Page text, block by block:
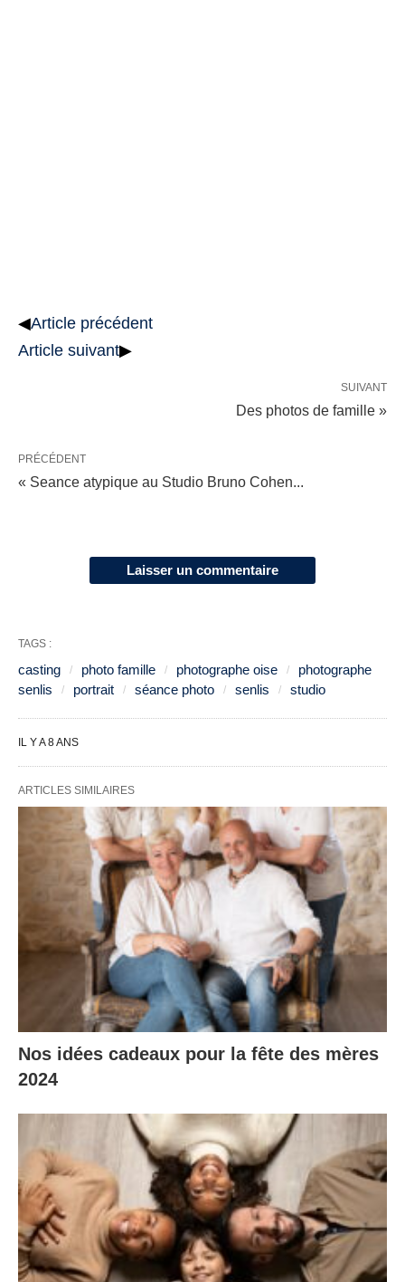
◀Article précédent
Article suivant▶
SUIVANT
Des photos de famille »
PRÉCÉDENT
« Seance atypique au Studio Bruno Cohen...
Laisser un commentaire
TAGS :
casting photo famille photographe oise
photographe
senlis
portrait séance photo senlis studio
IL Y A 8 ANS
ARTICLES SIMILAIRES
Nos idées cadeaux pour la fête des mères
2024